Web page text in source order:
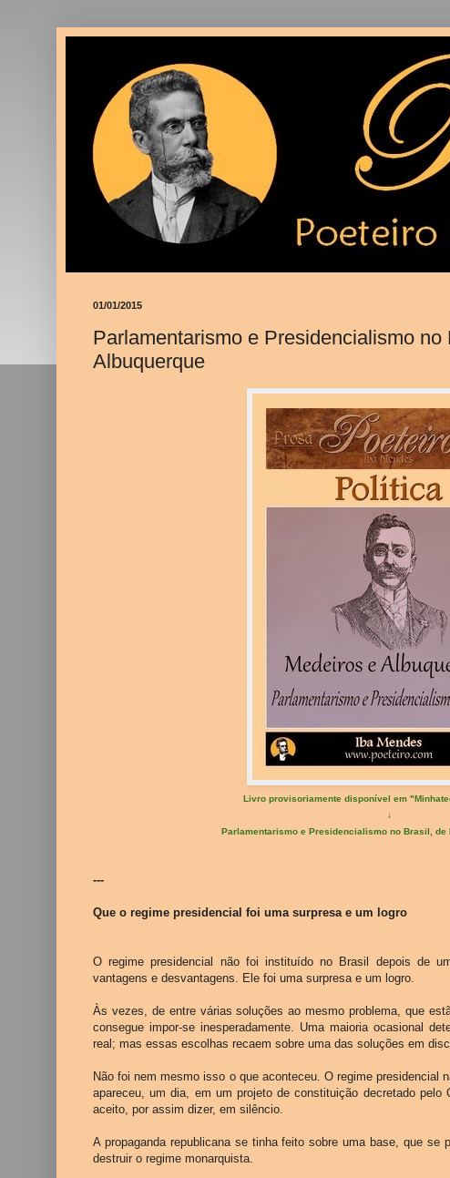
01/01/2015
Parlamentarismo e Presidencialismo
Albuquerque
Livro provisoriamente disponível em
↓
Parlamentarismo e Presidencialismo no Brasil, de
---
Que o regime presidencial foi uma surpresa e um logro
O regime presidencial não foi instituído no Brasil depois de
vantagens e desvantagens. Ele foi uma surpresa e um logro.
Às vezes, de entre várias soluções ao mesmo problema, que
consegue impor-se inesperadamente. Uma maioria ocasional
real; mas essas escolhas recaem sobre uma das soluções em
Não foi nem mesmo isso o que aconteceu. O regime presidencial
apareceu, um dia, em um projeto de constituição decretado pelo
aceito, por assim dizer, em silêncio.
A propaganda republicana se tinha feito sobre uma base, que se
destruir o regime monarquista.